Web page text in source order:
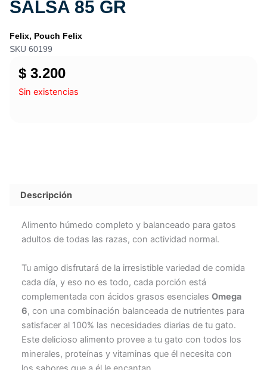
SALSA 85 GR
Felix, Pouch Felix
SKU 60199
$3.200
Sin existencias
Descripción
Alimento húmedo completo y balanceado para gatos
adultos de todas las razas, con actividad normal.
Tu amigo disfrutará de la irresistible variedad de comida
cada día, y eso no es todo, cada porción está
complementada con ácidos grasos esenciales Omega
6, con una combinación balanceada de nutrientes para
satisfacer al 100% las necesidades diarias de tu gato.
Este delicioso alimento provee a tu gato con todos los
minerales, proteínas y vitaminas que él necesita con